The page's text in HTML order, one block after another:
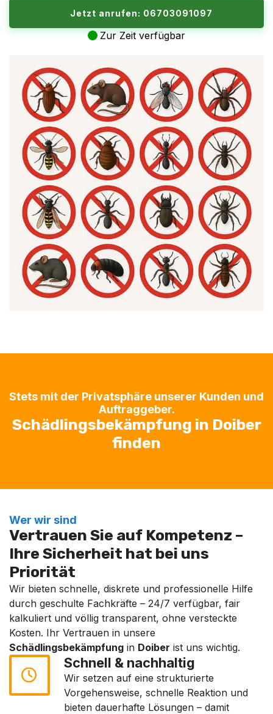
Jetzt anrufen: 06703091097
Zur Zeit verfügbar
Stets mit der Privatsphäre unserer Kunden und
Auftraggeber.
Schädlingsbekämpfung in Doiber
finden
Wer wir sind
Vertrauen Sie auf Kompetenz –
Ihre Sicherheit hat bei uns
Priorität
Wir bieten schnelle, diskrete und professionelle Hilfe
durch geschulte Fachkräfte – 24/7 verfügbar, fair
kalkuliert und völlig transparent, ohne versteckte
Kosten. Ihr Vertrauen in unsere
Schädlingsbekämpfung in Doiber ist uns wichtig.
Schnell & nachhaltig
Wir setzen auf eine strukturierte
Vorgehensweise, schnelle Reaktion und
bieten dauerhafte Lösungen – damit